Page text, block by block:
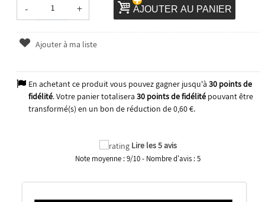
- + AJOUTER AU PANIER
Ajouter à ma liste
En achetant ce produit vous pouvez gagner jusqu'à 30points de
fidélité. Votre panier totalisera 30points de fidélitépouvant être
transformé(s) en un bon de réduction de0,60 €.
Lire les 5 avis
Note moyenne :9/10- Nombre d'avis :5